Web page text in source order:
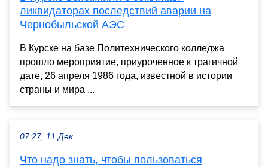
ликвидаторах последствий аварии на
Чернобыльской АЭС
В Курске на базе Политехнического колледжа
прошло мероприятие, приуроченное к трагичной
дате, 26 апреля 1986 года, известной в истории
страны и мира ...
07:27, 11 Дек
Что надо знать, чтобы пользоваться